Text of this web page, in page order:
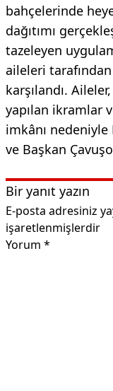
bahçelerinde
dağıtımı
tazeleyen
aileleri
karşılandı.
yapılan ikramlar
imkânı nedeniyle
ve Başkan
Bir yanıt yazın
E-posta adresiniz
işaretlenmişlerdir
Yorum *